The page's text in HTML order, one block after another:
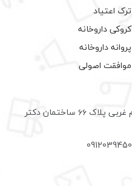
ترک اعتیاد
کروکی داروخانه
پروانه داروخانه
موافقت اصولی
تهران میدان توحید خیابان پرچم غربی پلاک ۶۶ ساختمان دکتر